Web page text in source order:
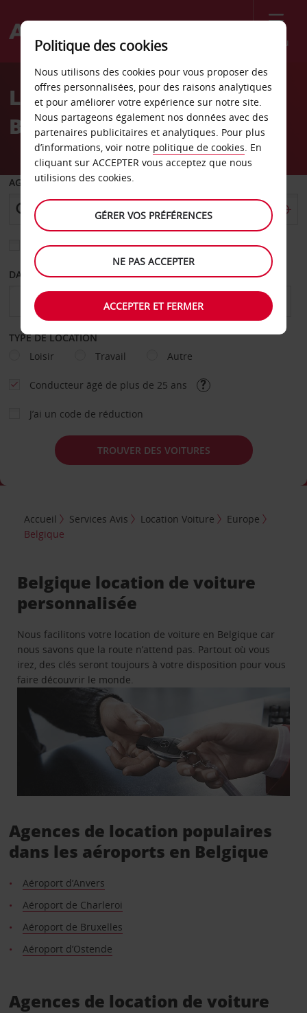
Menu
Welcome
AvisLocation de voiture en
Belgique
AGENCE DE DÉPART
Sélectionnez une autre agence de retour
DATE DE DÉPART DATE DE RETOUR
TYPE DE LOCATION
Loisir
Travail Autre
Conducteur âgé de plus de 25 ans
J’ai un code de réduction
TROUVER DES VOITURES
Accueil Services Avis Location Voiture
Europe
Belgique
Belgique location de voiture
personnalisée
Nous facilitons votre location de voiture en Belgique car
nous savons que la route n’attend pas. Partout où vous
irez, des clés seront toujours à votre disposition pour vous
faire découvrir le monde.
Agences de location populaires
dans les aéroports en Belgique
Aéroport d’Anvers
Aéroport de Charleroi
Aéroport de Bruxelles
Aéroport d’Ostende
Agences de location de voiture
Politique des cookies
Nous utilisons des cookies pour vous proposer des
offres personnalisées, pour des raisons analytiques
et pour améliorer votre expérience sur notre site.
Nous partageons également nos données avec des
partenaires publicitaires et analytiques. Pour plus
d’informations, voir notre politique de cookies. En
cliquant sur ACCEPTER vous acceptez que nous
utilisions des cookies.
GÉRER VOS PRÉFÉRENCES
NE PAS ACCEPTER
ACCEPTER ET FERMER